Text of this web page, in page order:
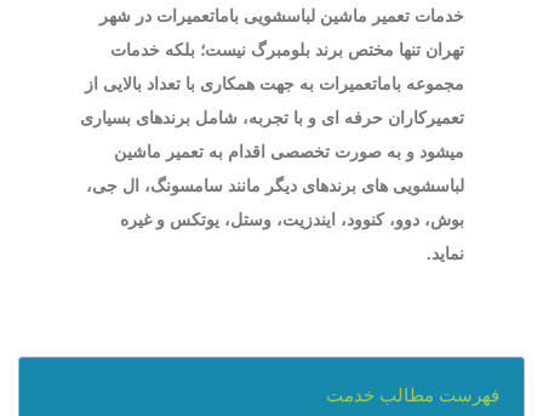
خدمات تعمیر ماشین لباسشویی باماتعمیرات در شهر
تهران تنها مختص برند بلومبرگ نیست؛ بلکه خدمات
مجموعه باماتعمیرات به جهت همکاری با تعداد بالایی از
تعمیرکاران حرفه ای و با تجربه، شامل برندهای بسیاری
میشود و به صورت تخصصی اقدام به تعمیر ماشین
لباسشویی های برندهای دیگر مانند سامسونگ، ال جی،
بوش، دوو، کنوود، ایندزیت، وستل، یوتکس و غیره
نماید.
فهرست مطالب خدمت